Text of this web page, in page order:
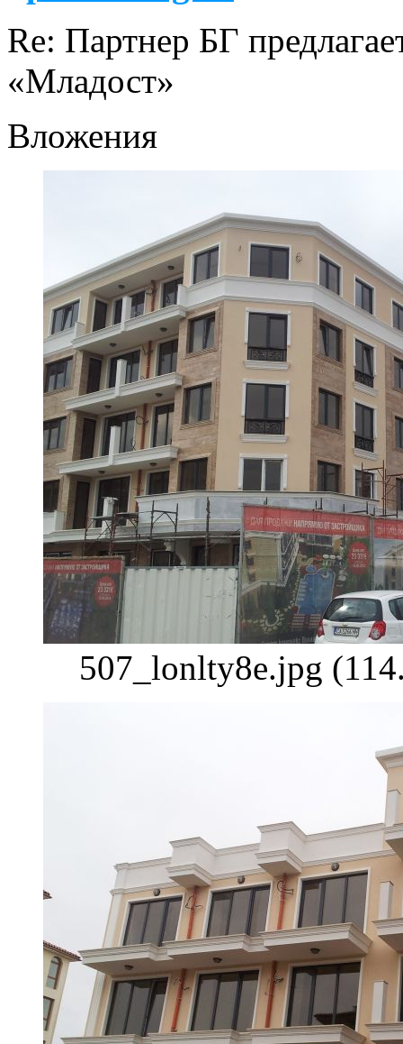
Re: Партнер БГ
«Младост»
Вложения
507_lonlty8e.jpg